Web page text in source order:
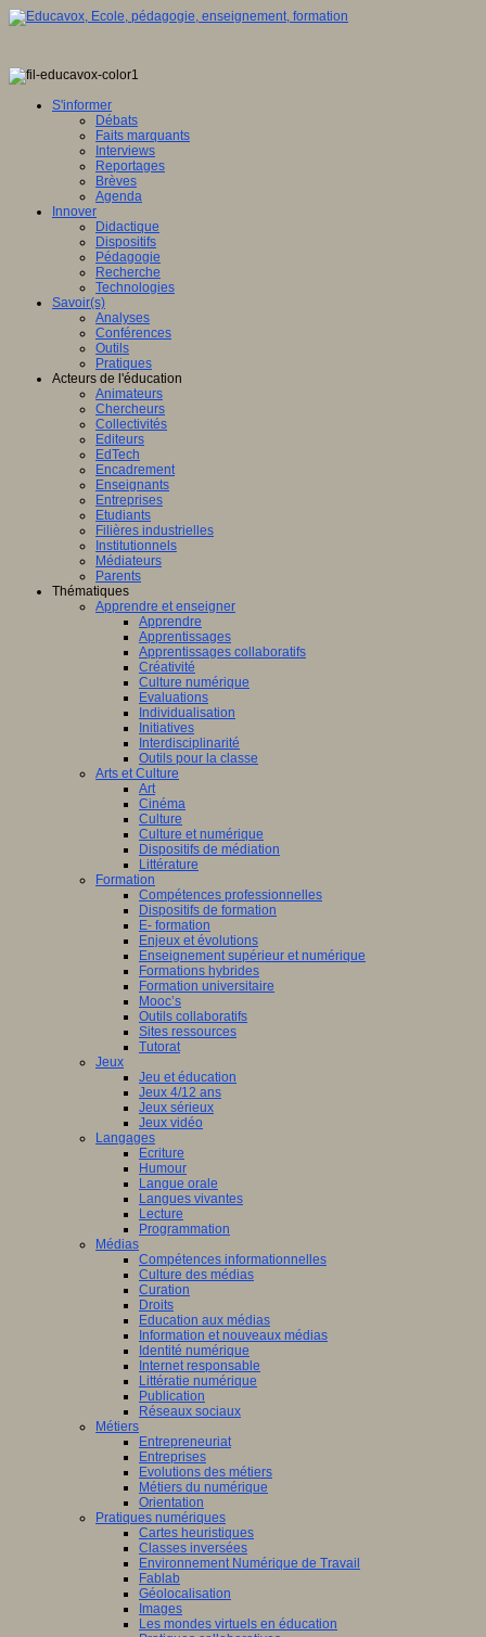
S'informer
Débats
Faits marquants
Interviews
Reportages
Brèves
Agenda
Innover
Didactique
Dispositifs
Pédagogie
Recherche
Technologies
Savoir(s)
Analyses
Conférences
Outils
Pratiques
Acteurs de l'éducation
Animateurs
Chercheurs
Collectivités
Editeurs
EdTech
Encadrement
Enseignants
Entreprises
Etudiants
Filières industrielles
Institutionnels
Médiateurs
Parents
Thématiques
Apprendre et enseigner
Apprendre
Apprentissages
Apprentissages collaboratifs
Créativité
Culture numérique
Evaluations
Individualisation
Initiatives
Interdisciplinarité
Outils pour la classe
Arts et Culture
Art
Cinéma
Culture
Culture et numérique
Dispositifs de médiation
Littérature
Formation
Compétences professionnelles
Dispositifs de formation
E- formation
Enjeux et évolutions
Enseignement supérieur et numérique
Formations hybrides
Formation universitaire
Mooc’s
Outils collaboratifs
Sites ressources
Tutorat
Jeux
Jeu et éducation
Jeux 4/12 ans
Jeux sérieux
Jeux vidéo
Langages
Ecriture
Humour
Langue orale
Langues vivantes
Lecture
Programmation
Médias
Compétences informationnelles
Culture des médias
Curation
Droits
Education aux médias
Information et nouveaux médias
Identité numérique
Internet responsable
Littératie numérique
Publication
Réseaux sociaux
Métiers
Entrepreneuriat
Entreprises
Evolutions des métiers
Métiers du numérique
Orientation
Pratiques numériques
Cartes heuristiques
Classes inversées
Environnement Numérique de Travail
Fablab
Géolocalisation
Images
Les mondes virtuels en éducation